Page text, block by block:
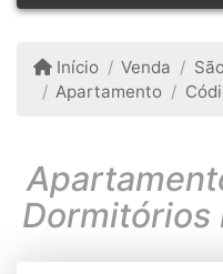
Início Venda
Apartamento
Dormitórios
São José